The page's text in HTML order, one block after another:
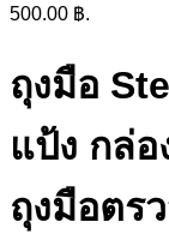
500.00 ฿.
ถุงมือ
แป้ง กล่
ถุงมือตร